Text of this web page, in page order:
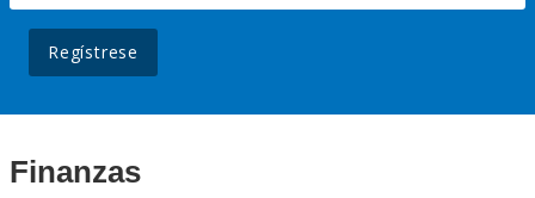
Regístrese
Finanzas